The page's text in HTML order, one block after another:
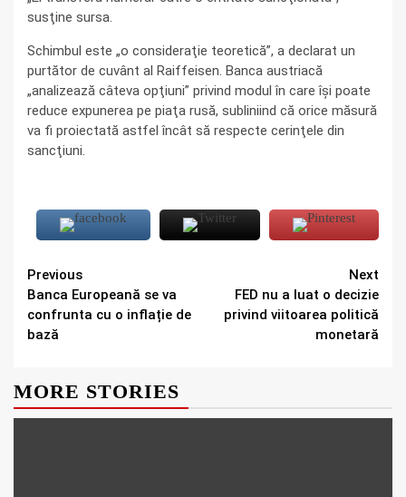
susţine sursa.
Schimbul este „o consideraţie teoretică”, a declarat un
purtător de cuvânt al Raiffeisen. Banca austriacă
„analizează câteva opţiuni” privind modul în care îşi poate
reduce expunerea pe piaţa rusă, subliniind că orice măsură
va fi proiectată astfel încât să respecte cerinţele din
sancţiuni.
Continue
Reading
Previous
Banca Europeană se va
confrunta cu o inflație de
bază
Next
FED nu a luat o decizie
privind viitoarea politică
monetară
MORE STORIES